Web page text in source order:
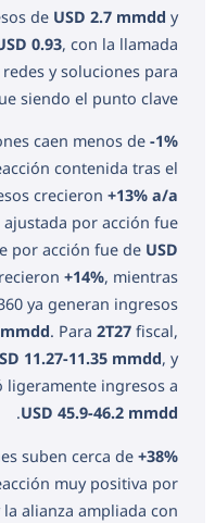
de USD 2.7 mmdd y
0.93, con la llamada
y soluciones para
siendo el punto clave.
caen menos de-1%
contenida tras el
crecieron+13% a/a
por acción fue
por acción fue de USD
+14%, mientras
ya generan ingresos
. Para2T27 fiscal,
11.27-11.35 mmdd, y
ligeramente ingresos a
USD 45.9-46.2 mmdd
.
suben cerca de+38%
muy positiva por
alianza ampliada con